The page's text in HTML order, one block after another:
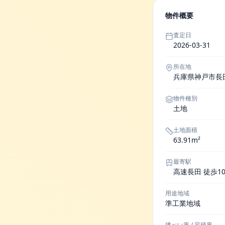
物件概要
査定日
2026-03-31
所在地
兵庫県神戸市長
物件種別
土地
土地面積
63.91m²
最寄駅
高速長田 徒歩
用途地域
準工業地域